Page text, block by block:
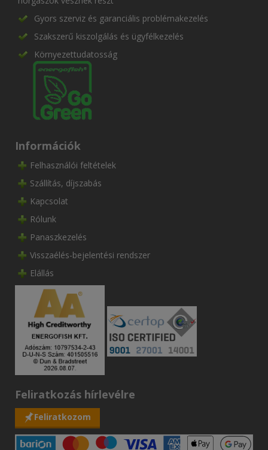
Gyors szerviz és garanciális problémakezelés
Szakszerű kiszolgálás és ügyfélkezelés
Környezettudatosság
Információk
Felhasználói feltételek
Szállítás, díjszabás
Kapcsolat
Rólunk
Panaszkezelés
Visszaélés-bejelentési rendszer
Elállás
Feliratkozás hírlevélre
Feliratkozom